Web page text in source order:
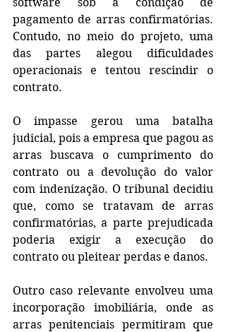
pagamento de arras confirmatórias.
Contudo, no meio do projeto, uma
das partes alegou dificuldades
operacionais e tentou rescindir o
contrato.
O impasse gerou uma batalha
judicial, pois a empresa que pagou as
arras buscava o cumprimento do
contrato ou a devolução do valor
com indenização. O tribunal decidiu
que, como se tratavam de arras
confirmatórias, a parte prejudicada
poderia exigir a execução do
contrato ou pleitear perdas e danos.
Outro caso relevante envolveu uma
incorporação imobiliária, onde as
arras penitenciais permitiram que